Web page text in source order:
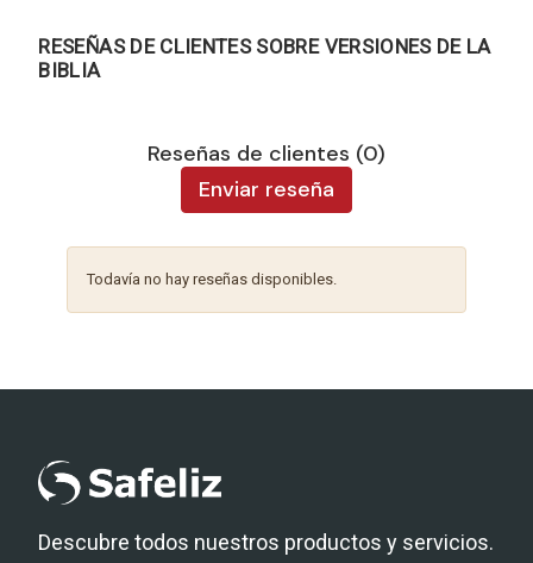
RESEÑAS DE CLIENTES SOBRE VERSIONES DE LA
BIBLIA
Reseñas de clientes (0)
Enviar reseña
Todavía no hay reseñas disponibles.
Descubre todos nuestros productos y servicios.